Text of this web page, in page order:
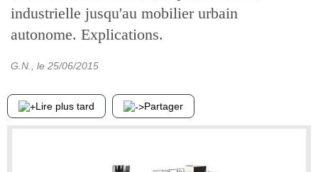
industrielle jusqu'au mobilier urbain
autonome. Explications.
G.N. , le 25/06/2015
Lire plus tard Partager